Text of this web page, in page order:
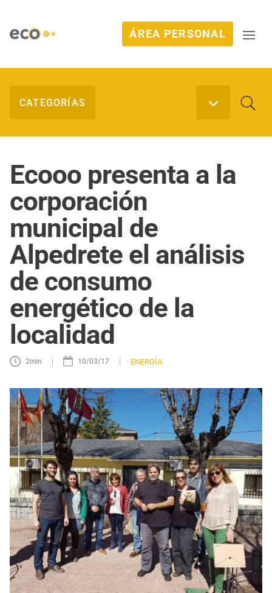
ÁREA PERSONAL
Ecooo presenta a la
corporación
municipal de
Alpedrete el análisis
de consumo
energético de la
localidad
2min | 10/03/17 | ENERGÍA